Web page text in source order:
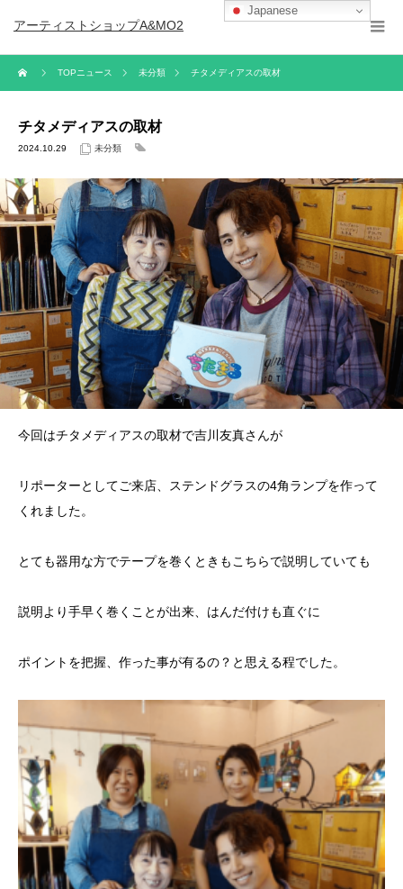
アーティストショップA&MO2
TOPニュース 未分類 チタメディアスの取材
チタメディアスの取材
2024.10.29 未分類
今回はチタメディアスの取材で吉川友真さんが
リポーターとしてご来店、ステンドグラスの4角ランプを作って
くれました。
とても器用な方でテープを巻くときもこちらで説明していても
説明より手早く巻くことが出来、はんだ付けも直ぐに
ポイントを把握、作った事が有るの？と思える程でした。
Japanese